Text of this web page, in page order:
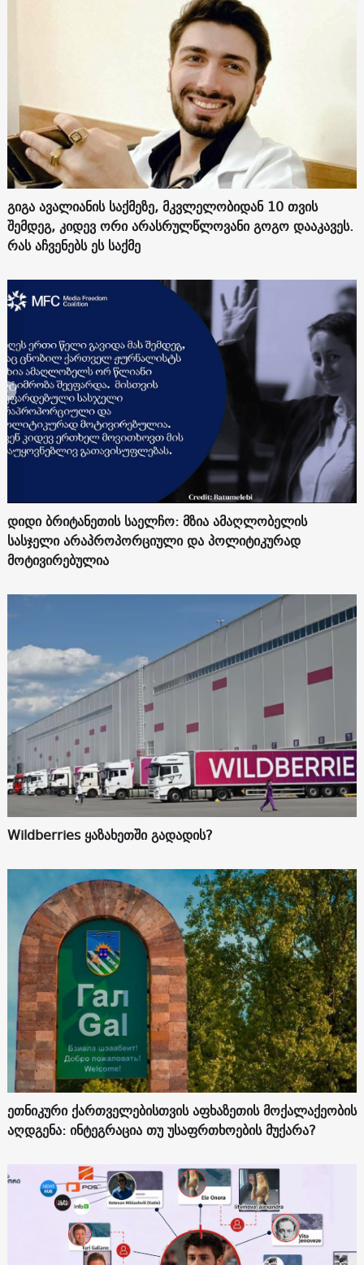
გიგა ავალიანის საქმეზე, მკვლელობიდან 10 თვის
შემდეგ, კიდევ ორი არასრულწლოვანი გოგო დააკავეს.
რას აჩვენებს ეს საქმე
დიდი ბრიტანეთის საელჩო: მზია ამაღლობელის
სასჯელი არაპროპორციული და პოლიტიკურად
მოტივირებულია
Wildberries ყაზახეთში გადადის?
ეთნიკური ქართველებისთვის აფხაზეთის მოქალაქეობის
აღდგენა: ინტეგრაცია თუ უსაფრთხოების მუქარა?